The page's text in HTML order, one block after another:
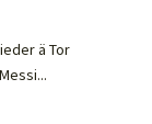
ä Tor